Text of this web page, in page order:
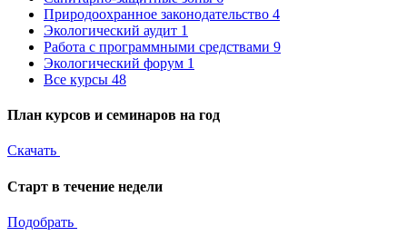
Природоохранное законодательство 4
Экологический аудит 1
Работа с программными средствами 9
Экологический форум 1
Все курсы 48
План курсов и семинаров на год
Скачать
Старт в течение недели
Подобрать